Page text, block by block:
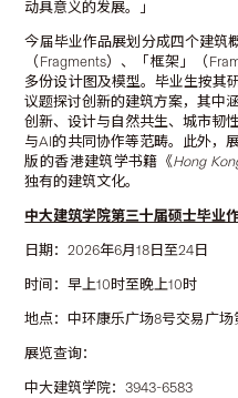
动具意义的发展。」
今届毕业作品展划分成四个建筑
（Fragments）、「框架」（
多份设计图及模型。毕业生按其
议题探讨创新的建筑方案，其中
创新、设计与自然共生、城市韧
与AI的共同协作等范畴。此外，
版的香港建筑学书籍《Hong
独有的建筑文化。
中大建筑学院第三十届硕士毕业
日期：2026年6月18日至24日
时间：早上10时至晚上10时
地点：中环康乐广场8号交易广
展览查询：
中大建筑学院：3943-6583